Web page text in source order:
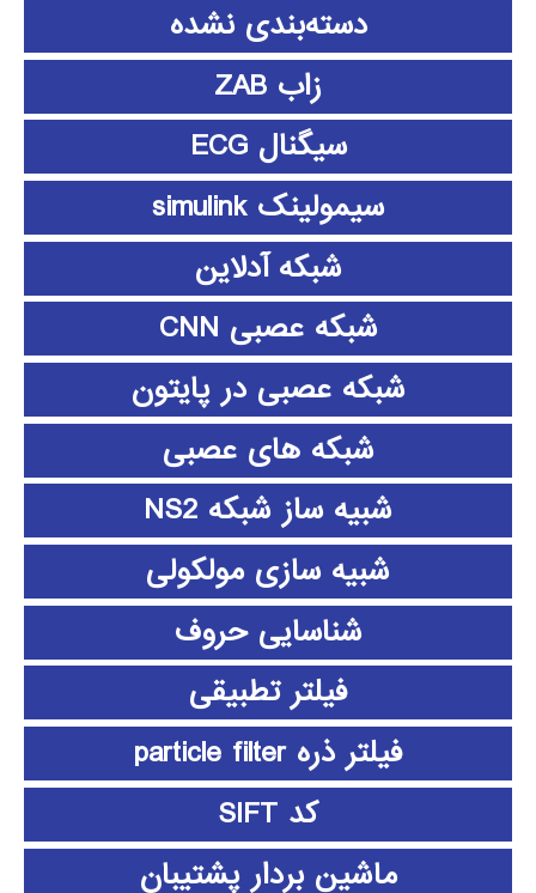
دسته‌بندی نشده
زاب ZAB
سیگنال ECG
سیمولینک simulink
شبکه آدلاین
شبکه عصبی CNN
شبکه عصبی در پایتون
شبکه های عصبی
شبیه ساز شبکه NS2
شبیه سازی مولکولی
شناسایی حروف
فیلتر تطبیقی
فیلتر ذره particle filter
کد SIFT
ماشین بردار پشتیبان